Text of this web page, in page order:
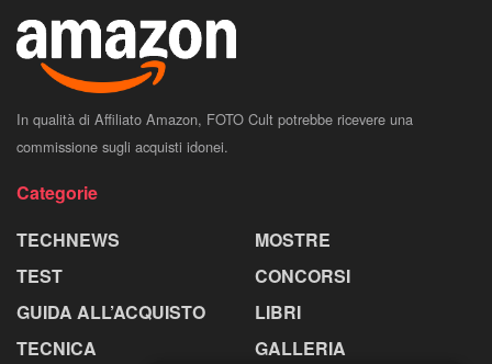
In qualità di Affiliato Amazon, FOTO Cult potrebbe ricevere una
commissione sugli acquisti idonei.
Categorie
TECHNEWS
TEST
GUIDA ALL’ACQUISTO
TECNICA
MOSTRE
CONCORSI
LIBRI
GALLERIA